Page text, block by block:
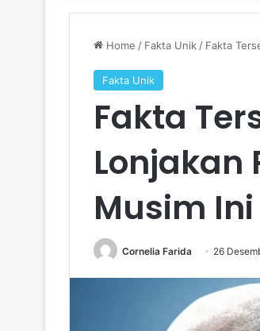
Home / Fakta Unik / Fakta
Fakta Unik
Fakta
Lonjakan
Musim Ini
Cornelia Farida 26